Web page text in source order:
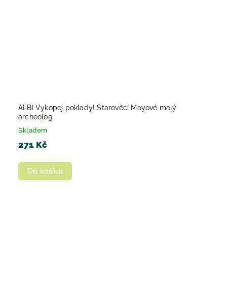
ALBI Vykopej poklady! Starověcí Mayové malý
archeolog
Skladem
271 Kč
Do košíku